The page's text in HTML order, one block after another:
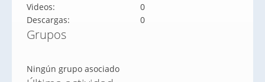
Videos:
0
Descargas:
0
Grupos
Ningún grupo asociado